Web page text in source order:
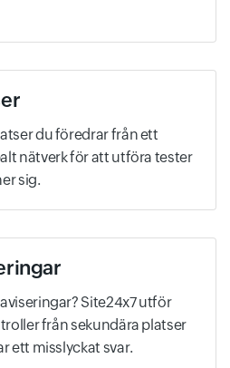
du föredrar från ett
nätverk för att utföra tester
sig.
Site24x7 utför
från sekundära platser
ett misslyckat svar.